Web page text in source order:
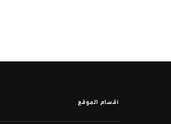
أقسام الموقع